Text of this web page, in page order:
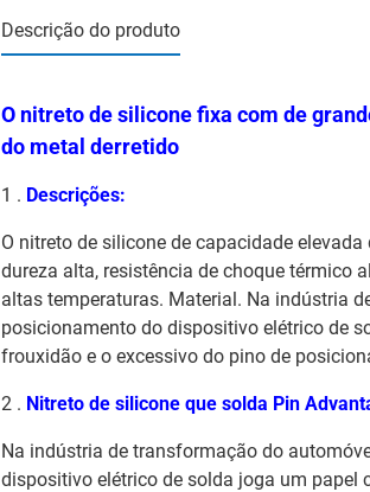
Descrição do produto
O nitreto de silicone fixa com de
do metal derretido
1 . Descrições:
O nitreto de silicone de capacidade
dureza alta, resistência de choque térmico
altas temperaturas. Material. Na indústria
posicionamento do dispositivo elétrico de
frouxidão e o excessivo do pino de
2 . Nitreto de silicone que solda Pin
Na indústria de transformação do
dispositivo elétrico de solda joga um papel